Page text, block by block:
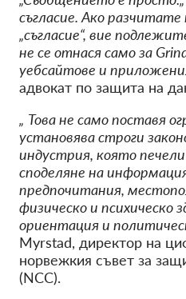
съгласие. Ако разчитате
„съгласие“, вие
не се отнася само за
уебсайтове и
адвокат по защита на
„ Това не само поставя
установява строги
индустрия, която
споделяне на
предпочитания,
физическо и психическо
ориентация и
Myrstad, директор на
норвежкия съвет за
(NCC).